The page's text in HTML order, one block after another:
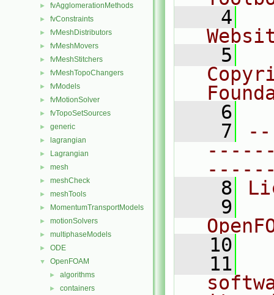
► fvAgglomerationMethods
► fvConstraints
► fvMeshDistributors
► fvMeshMovers
► fvMeshStitchers
► fvMeshTopoChangers
► fvModels
► fvMotionSolver
► fvTopoSetSources
► generic
► lagrangian
► Lagrangian
► mesh
► meshCheck
► meshTools
► MomentumTransportModels
► motionSolvers
► multiphaseModels
► ODE
▼ OpenFOAM
► algorithms
► containers
    4
    5
    6
    7
    8
    9
   10
   11